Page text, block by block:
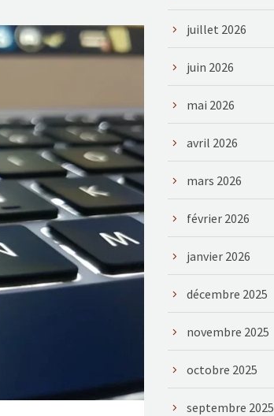
juillet 2026
juin 2026
mai 2026
avril 2026
mars 2026
février 2026
janvier 2026
décembre 2025
novembre 2025
octobre 2025
septembre 2025